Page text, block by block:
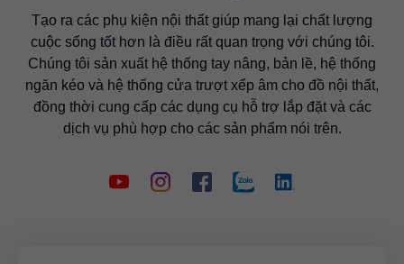
Tạo ra các phụ kiện nội thất giúp mang lại chất lượng
cuộc sống tốt hơn là điều rất quan trọng với chúng tôi.
Chúng tôi sản xuất hệ thống tay nâng, bản lề, hệ thống
ngăn kéo và hệ thống cửa trượt xếp âm cho đồ nội thất,
đồng thời cung cấp các dụng cụ hỗ trợ lắp đặt và các
dịch vụ phù hợp cho các sản phẩm nói trên.